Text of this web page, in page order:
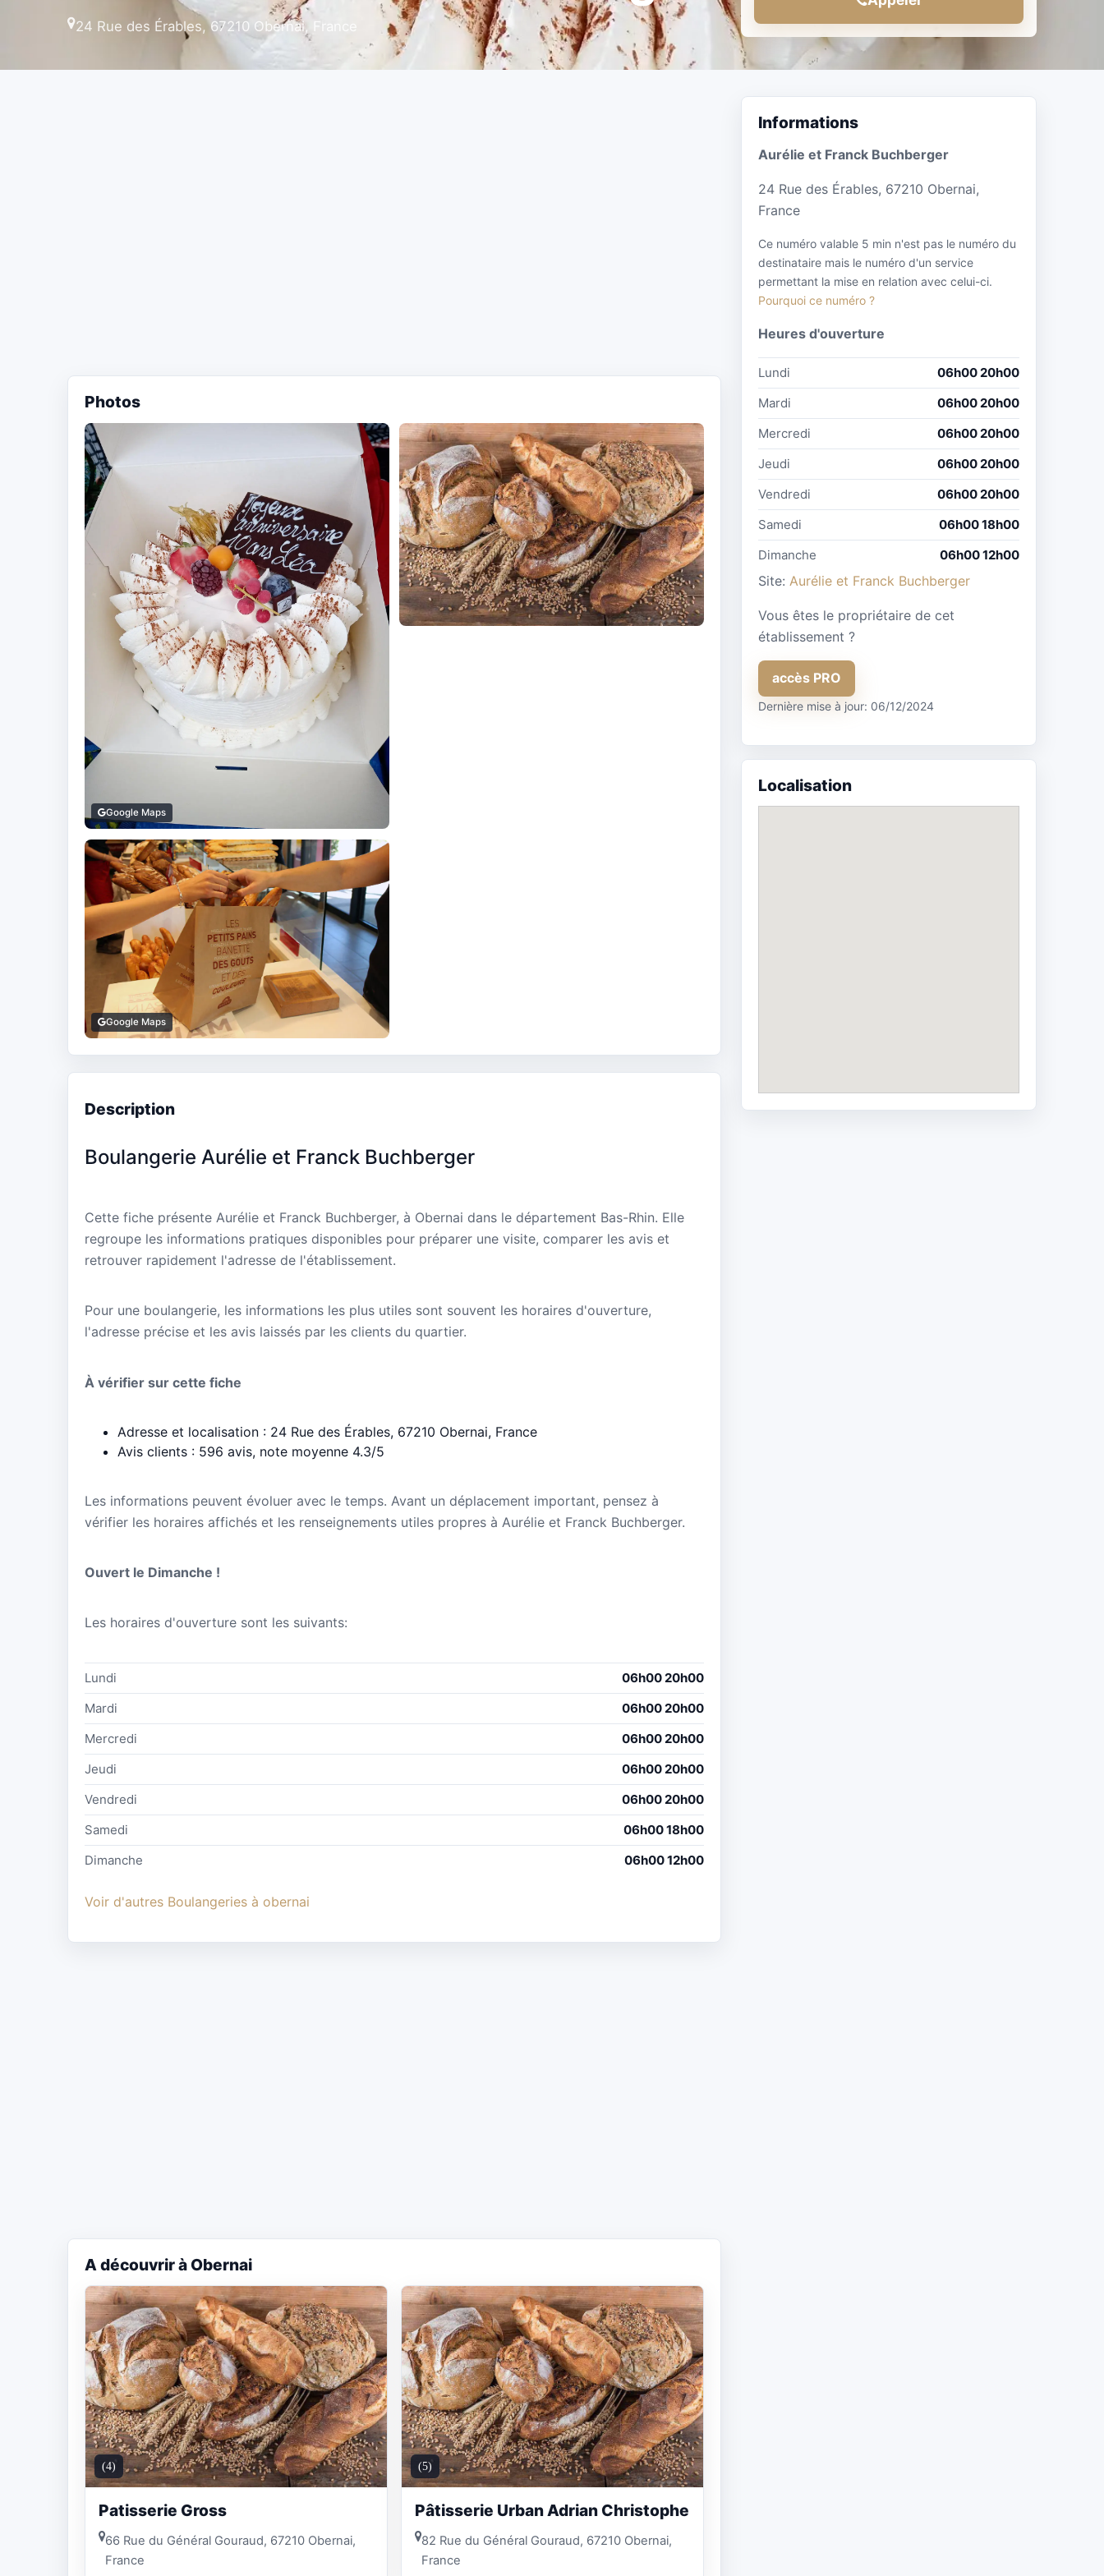
24 Rue des Érables, 67210 Obernai, France
Photos
Google Maps
Google Maps
Description
Boulangerie Aurélie et Franck Buchberger
Cette fiche présente Aurélie et Franck Buchberger, à Obernai dans le département Bas-Rhin. Elle
regroupe les informations pratiques disponibles pour préparer une visite, comparer les avis et
retrouver rapidement l'adresse de l'établissement.
Pour une boulangerie, les informations les plus utiles sont souvent les horaires d'ouverture,
l'adresse précise et les avis laissés par les clients du quartier.
À vérifier sur cette fiche
Adresse et localisation : 24 Rue des Érables, 67210 Obernai, France
Avis clients : 596 avis, note moyenne 4.3/5
Les informations peuvent évoluer avec le temps. Avant un déplacement important, pensez à
vérifier les horaires affichés et les renseignements utiles propres à Aurélie et Franck Buchberger.
Ouvert le Dimanche !
Les horaires d'ouverture sont les suivants:
Lundi
06h00 20h00
Mardi
06h00 20h00
Mercredi
06h00 20h00
Jeudi
06h00 20h00
Vendredi
06h00 20h00
Samedi
06h00 18h00
Dimanche
06h00 12h00
Voir d'autres Boulangeries à obernai
A découvrir à Obernai
(4)
Patisserie Gross
66 Rue du Général Gouraud, 67210 Obernai,
France
(5)
Pâtisserie Urban Adrian Christophe
82 Rue du Général Gouraud, 67210 Obernai,
France
Informations
Aurélie et Franck Buchberger
24 Rue des Érables, 67210 Obernai,
France
Ce numéro valable 5 min n'est pas le numéro du
destinataire mais le numéro d'un service
permettant la mise en relation avec celui-ci.
Pourquoi ce numéro ?
Heures d'ouverture
Lundi
06h00 20h00
Mardi
06h00 20h00
Mercredi
06h00 20h00
Jeudi
06h00 20h00
Vendredi
06h00 20h00
Samedi
06h00 18h00
Dimanche
06h00 12h00
Site: Aurélie et Franck Buchberger
Vous êtes le propriétaire de cet
établissement ?
accès PRO
Dernière mise à jour: 06/12/2024
Localisation